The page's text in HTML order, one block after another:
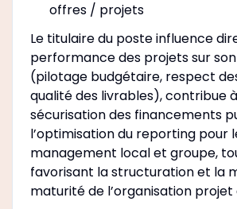
offres / projets
Le titulaire du poste influence
performance des projets sur
(pilotage budgétaire, respect
qualité des livrables), contribue
sécurisation des financements
l’optimisation du reporting pour
management local et groupe,
favorisant la structuration et la
maturité de l’organisation projet